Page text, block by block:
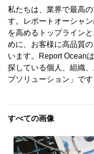
私たちは、業界で最高
す。レポートオーシャ
を高めるトップライン
めに、お客様に高品質
います。Report Ocean
探している個人、組織
プソリューション」です
すべての画像